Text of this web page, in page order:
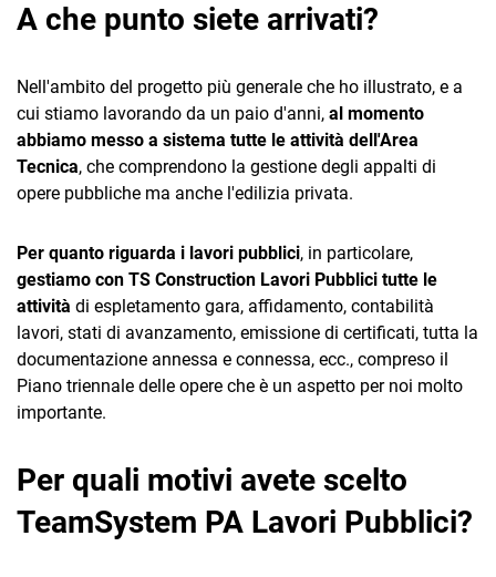
A che punto siete arrivati?
Nell'ambito del progetto più generale che ho illustrato, e a
cui stiamo lavorando da un paio d'anni, al momento
abbiamo messo a sistema tutte le attività dell'Area
Tecnica, che comprendono la gestione degli appalti di
opere pubbliche ma anche l'edilizia privata.
Per quanto riguarda i lavori pubblici, in particolare,
gestiamo con TS Construction Lavori Pubblici tutte le
attività di espletamento gara, affidamento, contabilità
lavori, stati di avanzamento, emissione di certificati, tutta la
documentazione annessa e connessa, ecc., compreso il
Piano triennale delle opere che è un aspetto per noi molto
importante.
Per quali motivi avete scelto
TeamSystem PA Lavori Pubblici?